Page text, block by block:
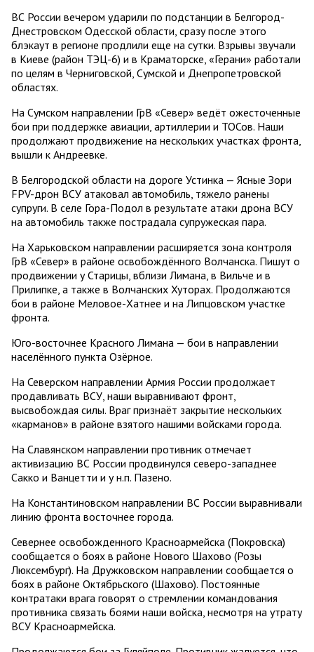
ВС России вечером ударили по подстанции в Белгород-
Днестровском Одесской области, сразу после этого
блэкаут в регионе продлили еще на сутки. Взрывы звучали
в Киеве (район ТЭЦ-6) и в Краматорске, «Герани» работали
по целям в Черниговской, Сумской и Днепропетровской
областях.
На Сумском направлении ГрВ «Север» ведёт ожесточенные
бои при поддержке авиации, артиллерии и ТОСов. Наши
продолжают продвижение на нескольких участках фронта,
вышли к Андреевке.
В Белгородской области на дороге Устинка — Ясные Зори
FPV-дрон ВСУ атаковал автомобиль, тяжело ранены
супруги. В селе Гора-Подол в результате атаки дрона ВСУ
на автомобиль также пострадала супружеская пара.
На Харьковском направлении расширяется зона контроля
ГрВ «Север» в районе освобождённого Волчанска. Пишут о
продвижении у Старицы, вблизи Лимана, в Вильче и в
Прилипке, а также в Волчанских Хуторах. Продолжаются
бои в районе Меловое-Хатнее и на Липцовском участке
фронта.
Юго-восточнее Красного Лимана — бои в направлении
населённого пункта Озёрное.
На Северском направлении Армия России продолжает
продавливать ВСУ, наши выравнивают фронт,
высвобождая силы. Враг признаёт закрытие нескольких
«карманов» в районе взятого нашими войсками города.
На Славянском направлении противник отмечает
активизацию ВС России продвинулся северо-западнее
Сакко и Ванцетти и у н.п. Пазено.
На Константиновском направлении ВС России выравнивали
линию фронта восточнее города.
Севернее освобожденного Красноармейска (Покровска)
сообщается о боях в районе Нового Шахово (Розы
Люксембург). На Дружковском направлении сообщается о
боях в районе Октябрьского (Шахово). Постоянные
контратаки врага говорят о стремлении командования
противника связать боями наши войска, несмотря на утрату
ВСУ Красноармейска.